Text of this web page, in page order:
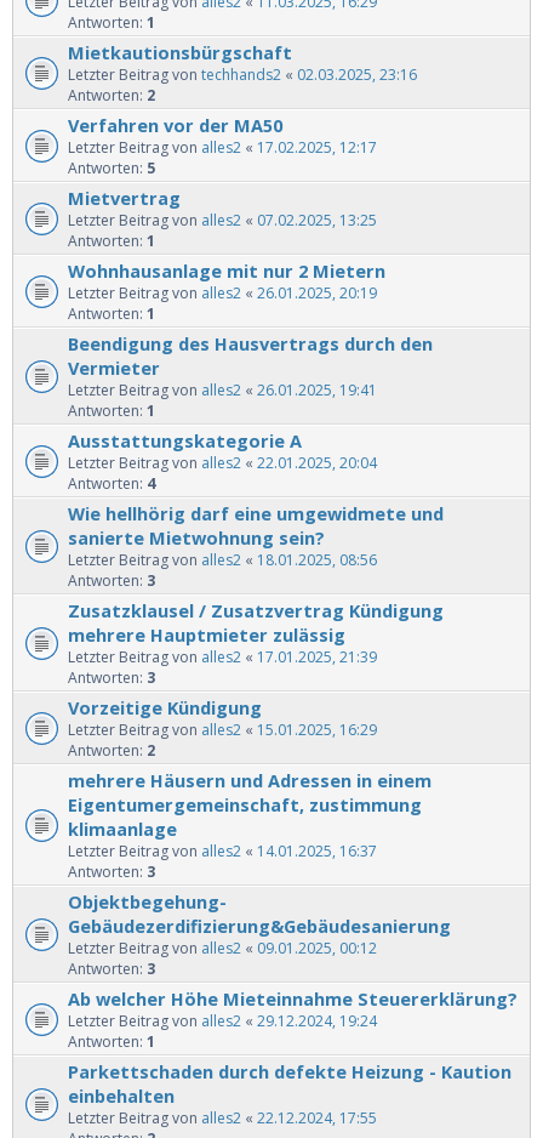
Antworten: 1
Mietkautionsbürgschaft
Letzter Beitrag von techhands2 « 02.03.2025, 23:16
Antworten: 2
Verfahren vor der MA50
Letzter Beitrag von alles2 « 17.02.2025, 12:17
Antworten: 5
Mietvertrag
Letzter Beitrag von alles2 « 07.02.2025, 13:25
Antworten: 1
Wohnhausanlage mit nur 2 Mietern
Letzter Beitrag von alles2 « 26.01.2025, 20:19
Antworten: 1
Beendigung des Hausvertrags durch den
Vermieter
Letzter Beitrag von alles2 « 26.01.2025, 19:41
Antworten: 1
Ausstattungskategorie A
Letzter Beitrag von alles2 « 22.01.2025, 20:04
Antworten: 4
Wie hellhörig darf eine umgewidmete und
sanierte Mietwohnung sein?
Letzter Beitrag von alles2 « 18.01.2025, 08:56
Antworten: 3
Zusatzklausel / Zusatzvertrag Kündigung
mehrere Hauptmieter zulässig
Letzter Beitrag von alles2 « 17.01.2025, 21:39
Antworten: 3
Vorzeitige Kündigung
Letzter Beitrag von alles2 « 15.01.2025, 16:29
Antworten: 2
mehrere Häusern und Adressen in einem
Eigentumergemeinschaft, zustimmung
klimaanlage
Letzter Beitrag von alles2 « 14.01.2025, 16:37
Antworten: 3
Objektbegehung-
Gebäudezerdifizierung&Gebäudesanierung
Letzter Beitrag von alles2 « 09.01.2025, 00:12
Antworten: 3
Ab welcher Höhe Mieteinnahme Steuererklärung?
Letzter Beitrag von alles2 « 29.12.2024, 19:24
Antworten: 1
Parkettschaden durch defekte Heizung - Kaution
einbehalten
Letzter Beitrag von alles2 « 22.12.2024, 17:55